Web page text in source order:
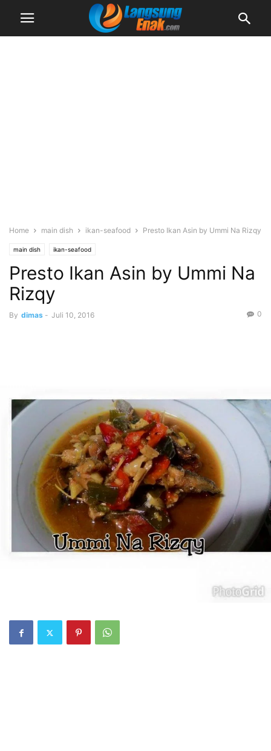
Home main dish ikan-seafood Presto Ikan Asin by Ummi Na Rizqy
main dish ikan-seafood
Presto Ikan Asin by Ummi Na
Rizqy
By dimas - Juli 10, 2016 0